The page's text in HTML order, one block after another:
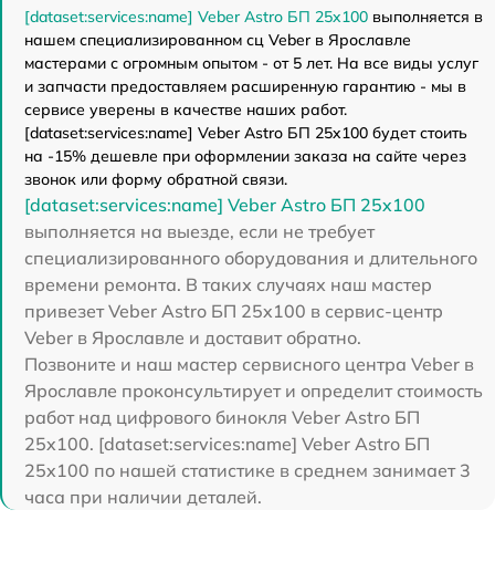
[dataset:services:name] Veber Astro БП 25x100 выполняется в
нашем специализированном сц Veber в Ярославле
мастерами с огромным опытом - от 5 лет. На все виды услуг
и запчасти предоставляем расширенную гарантию - мы в
сервисе уверены в качестве наших работ.
[dataset:services:name] Veber Astro БП 25x100 будет стоить
на -15% дешевле при оформлении заказа на сайте через
звонок или форму обратной связи.
[dataset:services:name] Veber Astro БП 25x100
выполняется на выезде, если не требует
специализированного оборудования и длительного
времени ремонта. В таких случаях наш мастер
привезет Veber Astro БП 25x100 в сервис-центр
Veber в Ярославле и доставит обратно.
Позвоните и наш мастер сервисного центра Veber в
Ярославле проконсультирует и определит стоимость
работ над цифрового бинокля Veber Astro БП
25x100. [dataset:services:name] Veber Astro БП
25x100 по нашей статистике в среднем занимает 3
часа при наличии деталей.